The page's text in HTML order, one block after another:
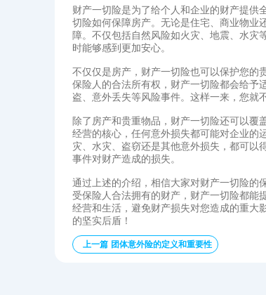
财产一切险是为了给个人和企业的财产提供
切险如何保障房产。无论是住宅、商业物业
障。不仅包括自然风险如火灾、地震、水灾
时能够感到更加安心。
不仅仅是房产，财产一切险也可以保护您的
保险人的合法所有权，财产一切险都会给予
盗、意外丢失等风险事件。这样一来，您就
除了房产和贵重物品，财产一切险还可以覆
经营的核心，任何意外损失都可能对企业的
灾、水灾、盗窃还是其他意外损失，都可以
事件对财产造成的损失。
通过上述的介绍，相信大家对财产一切险的
受保险人合法拥有的财产，财产一切险都能
经营和生活，避免财产损失对您造成的重大
的坚实后盾！
上一篇 团体意外险的定义和重要性